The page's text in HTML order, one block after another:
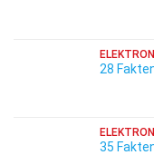
28
35